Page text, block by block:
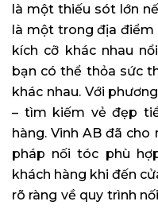
là một thiếu sót lớn
là một trong địa điểm
kích cỡ khác nhau
bạn có thể thỏa sức
khác nhau. Với
– tìm kiếm vẻ đẹp
hàng. Vinh AB đã
pháp nối tóc phù
khách hàng khi đến
rõ ràng về quy trình